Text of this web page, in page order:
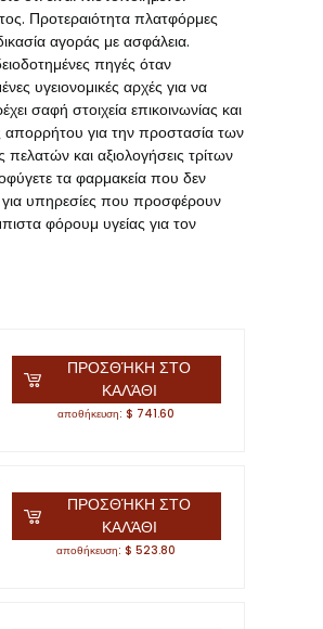
Προτεραιότητα πλατφόρμες
αγοράς με ασφάλεια.
πηγές όταν
υγειονομικές αρχές για να
σαφή στοιχεία επικοινωνίας και
απορρήτου για την προστασία των
και αξιολογήσεις τρίτων
τα φαρμακεία που δεν
για υπηρεσίες που προσφέρουν
φόρουμ υγείας για τον
ΠΡΟΣΘΉΚΗ ΣΤΟ
ΚΑΛΆΘΙ
αποθήκευση: $ 741.60
ΠΡΟΣΘΉΚΗ ΣΤΟ
ΚΑΛΆΘΙ
αποθήκευση: $ 523.80